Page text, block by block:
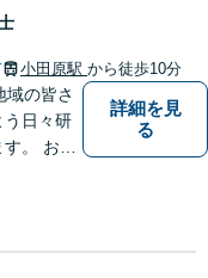
るよう
8分／子
にご相談
小田原駅 から徒歩10分
域の皆さ
う日々研
。 お気
詳細を見
る